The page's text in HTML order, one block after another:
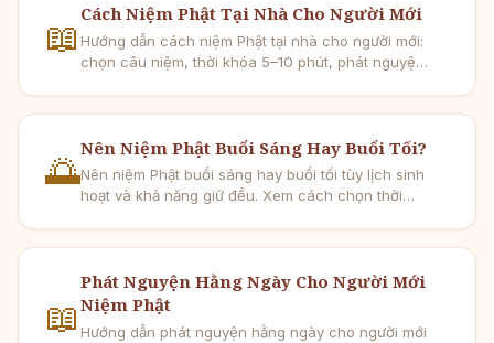
📖
Cách Niệm Phật Tại Nhà Cho Người Mới
Hướng dẫn cách niệm Phật tại nhà cho người mới:
chọn câu niệm, thời khóa 5–10 phút, phát nguyện,
🌅
Nên Niệm Phật Buổi Sáng Hay Buổi Tối?
Nên niệm Phật buổi sáng hay buổi tối tùy lịch sinh
hoạt và khả năng giữ đều. Xem cách chọn thời
📖
Phát Nguyện Hằng Ngày Cho Người Mới
Niệm Phật
Hướng dẫn phát nguyện hằng ngày cho người mới